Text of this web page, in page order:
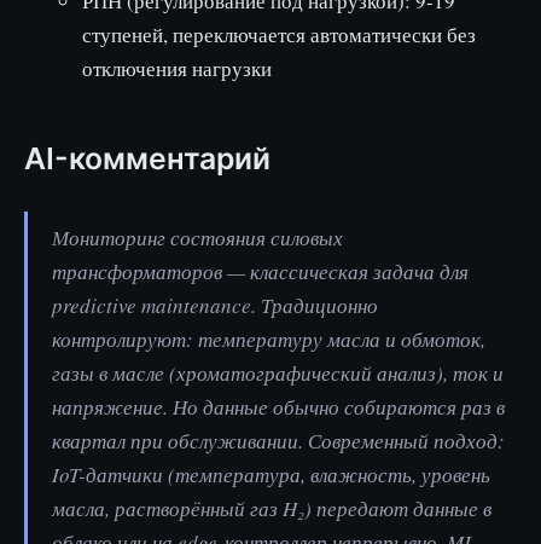
ступеней, переключается автоматически без
отключения нагрузки
AI-комментарий
Мониторинг состояния силовых
трансформаторов — классическая задача для
predictive maintenance. Традиционно
контролируют: температуру масла и обмоток,
газы в масле (хроматографический анализ), ток и
напряжение. Но данные обычно собираются раз в
квартал при обслуживании. Современный подход:
IoT-датчики (температура, влажность, уровень
масла, растворённый газ H₂) передают данные в